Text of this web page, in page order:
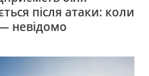
після атаки: коли
невідомо